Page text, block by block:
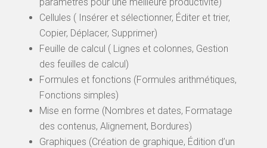
Cellules ( Insérer et sélectionner, Éditer et trier,
Copier, Déplacer, Supprimer)
Feuille de calcul ( Lignes et colonnes, Gestion
des feuilles de calcul)
Formules et fonctions (Formules arithmétiques,
Fonctions simples)
Mise en forme (Nombres et dates, Formatage
des contenus, Alignement, Bordures)
Graphiques (Création de graphique, Édition d’un